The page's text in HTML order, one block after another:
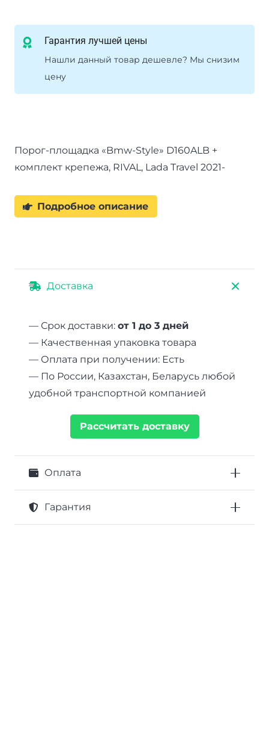
RIVAL,
Гарантия лучшей цены
Нашли данный товар дешевле? Мы снизим
цену
Порог-площадка «Bmw-Style» D160ALB +
комплект крепежа, RIVAL, Lada Travel 2021-
Подробное описание
Доставка
— Срок доставки: от 1 до 3 дней
— Качественная упаковка товара
— Оплата при получении: Есть
— По России, Казахстан, Беларусь любой
удобной транспортной компанией
Рассчитать доставку
Оплата
Гарантия